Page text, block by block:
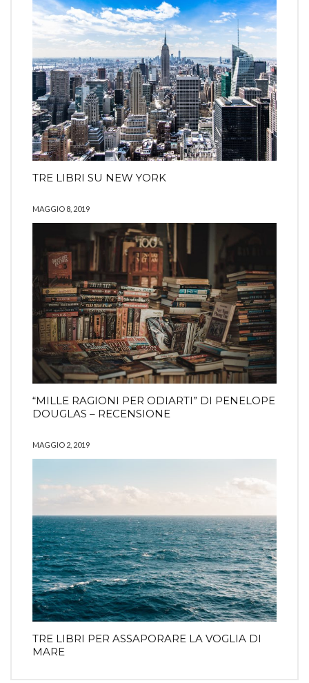
TRE LIBRI SU NEW YORK
MAGGIO 8, 2019
“MILLE RAGIONI PER ODIARTI” DI PENELOPE
DOUGLAS – RECENSIONE
MAGGIO 2, 2019
TRE LIBRI PER ASSAPORARE LA VOGLIA DI
MARE